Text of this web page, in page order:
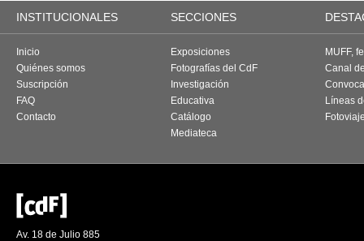
INSTITUCIONALES SECCIONES
Inicio
Quiénes somos
Suscripción
FAQ
Contacto
Exposiciones
Fotografías del CdF
Investigación
Educativa
Catálogo
Mediateca
MUFF,
Canal
Líneas
Av. 18 de Julio 885